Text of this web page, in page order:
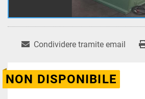
Condividere tramite email
NON DISPONIBILE